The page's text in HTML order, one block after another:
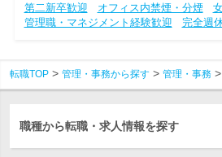
第二新卒歓迎
オフィス内禁煙・分煙
管理職・マネジメント経験歓迎
完全週
転職TOP 管理・事務から探す 管理・事務
職種から転職・求人情報を探す